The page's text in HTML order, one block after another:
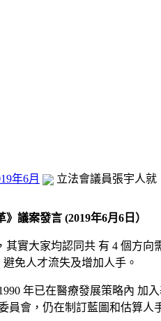
年6月 立法會議員張宇人就
議案發言 (2019年6月6日）
其實大家均認同共 有 4 個方
免人才流失及增加人手。
年已在醫療發展策略內 加
員會，仍在制訂藍圖和估算